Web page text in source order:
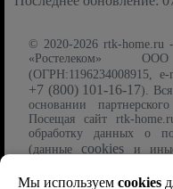
© 2020-2026 rtk-home.ru
«Ростелеком»
(ОГРН:1196234008915, e-
+7 (800) 101-16-17).
основании
Посещая сайт rtk-
обработку данных о
(данныеcookies и иные
файлов cookie .
Мы используем cookies